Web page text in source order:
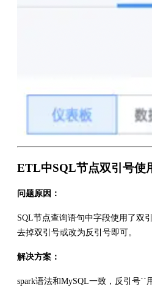
ETL中SQL节点双引号使
问题原因：
SQL节点查询语句中字段使用了双
去掉双引号或改为反引号即可。
解决方案：
spark语法和MySQL一致，反引号``